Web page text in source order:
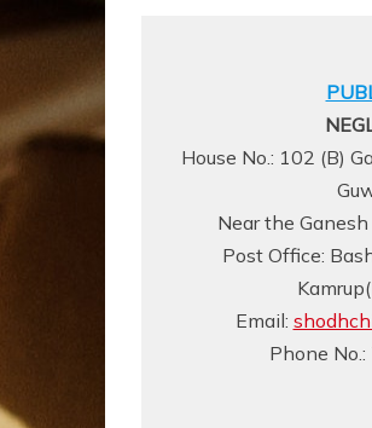
House No.: 102 (B)
Near the
Post Office:
Email:
Phone